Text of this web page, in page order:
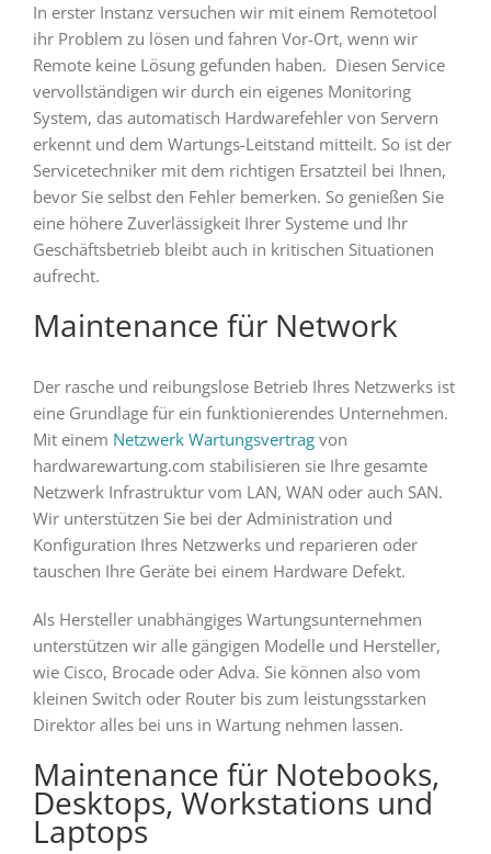
In erster Instanz versuchen wir mit einem Remotetool
ihr Problem zu lösen und fahren Vor-Ort, wenn wir
Remote keine Lösung gefunden haben. Diesen Service
vervollständigen wir durch ein eigenes Monitoring
System, das automatisch Hardwarefehler von Servern
erkennt und dem Wartungs-Leitstand mitteilt. So ist der
Servicetechniker mit dem richtigen Ersatzteil bei Ihnen,
bevor Sie selbst den Fehler bemerken. So genießen Sie
eine höhere Zuverlässigkeit Ihrer Systeme und Ihr
Geschäftsbetrieb bleibt auch in kritischen Situationen
aufrecht.
Maintenance für Network
Der rasche und reibungslose Betrieb Ihres Netzwerks ist
eine Grundlage für ein funktionierendes Unternehmen.
Mit einem Netzwerk Wartungsvertragvon
hardwarewartung.com stabilisieren sie Ihre gesamte
Netzwerk Infrastruktur vom LAN, WAN oder auch SAN.
Wir unterstützen Sie bei der Administration und
Konfiguration Ihres Netzwerks und reparieren oder
tauschen Ihre Geräte bei einem Hardware Defekt.
Als Hersteller unabhängiges Wartungsunternehmen
unterstützen wir alle gängigen Modelle und Hersteller,
wie Cisco, Brocade oder Adva. Sie können also vom
kleinen Switch oder Router bis zum leistungsstarken
Direktor alles bei uns in Wartung nehmen lassen.
Maintenance für Notebooks,
Desktops, Workstations und
Laptops